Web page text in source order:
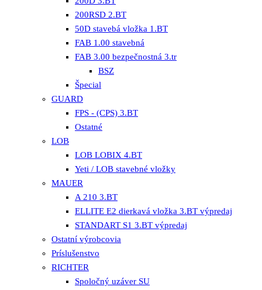
200RSD 2.BT
50D stavebá vložka 1.BT
FAB 1.00 stavebná
FAB 3.00 bezpečnostná 3.tr
BSZ
Špecial
GUARD
FPS - (CPS) 3.BT
Ostatné
LOB
LOB LOBIX 4.BT
Yeti / LOB stavebné vložky
MAUER
A 210 3.BT
ELLITE E2 dierkavá vložka 3.BT výpredaj
STANDART S1 3.BT výpredaj
Ostatní výrobcovia
Príslušenstvo
RICHTER
Spoločný uzáver SU